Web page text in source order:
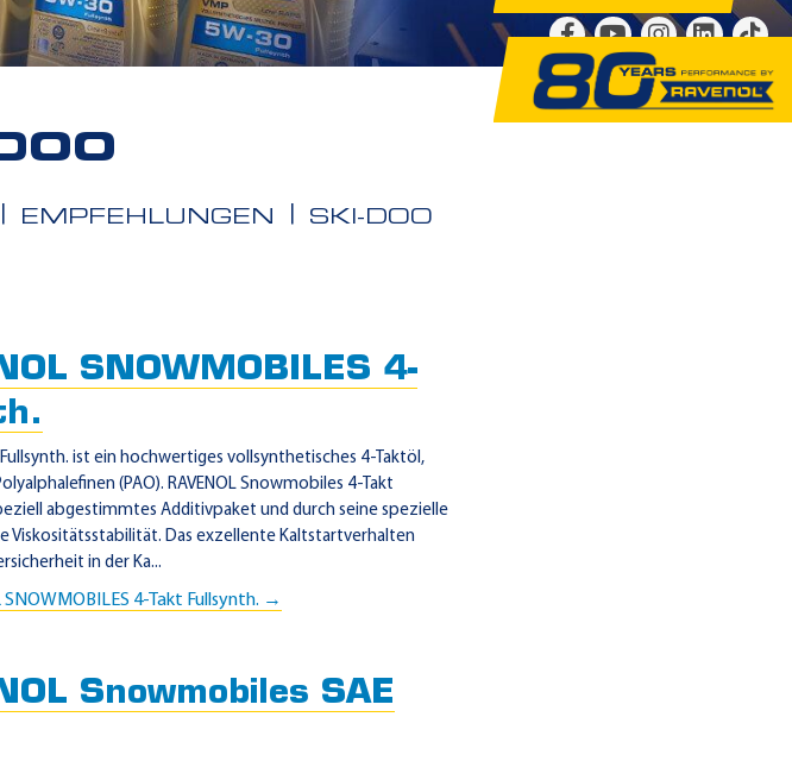
EMPFEHLUNGEN SKI-DOO
SNOWMOBILES 4-
ist ein hochwertiges vollsynthetisches 4-Taktöl,
(PAO). RAVENOL Snowmobiles 4-Takt
abgestimmtes Additivpaket und durch seine spezielle
Viskositätsstabilität. Das exzellente Kaltstartverhalten
in der Ka...
4-Takt Fullsynth. →
Snowmobiles SAE